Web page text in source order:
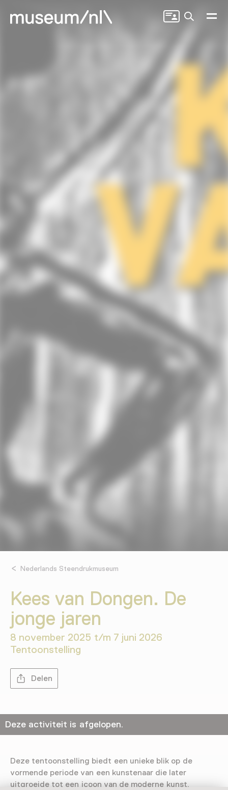
Zoeken
Nederlands Steendrukmuseum
Kees van Dongen. De
jonge jaren
8 november 2025 t/m 7 juni 2026
Tentoonstelling
Delen
Deze activiteit is afgelopen.
Deze tentoonstelling biedt een unieke blik op de
vormende periode van een kunstenaar die later
uitgroeide tot een icoon van de moderne kunst.